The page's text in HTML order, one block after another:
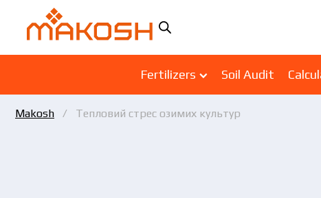
Fertilizers Soil Audit
Makosh Тепловий стрес озимих культур